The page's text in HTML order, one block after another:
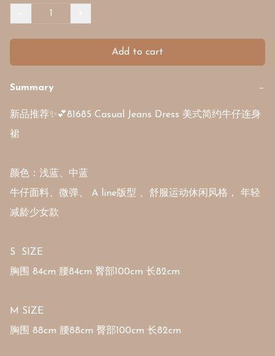
Add to cart
Summary −
新品推荐✨💕81685 Casual Jeans Dress 美式简约牛仔连身
裙
颜色：浅蓝、中蓝
牛仔面料、微弹、 A line版型 、舒服运动休闲风格， 年轻
减龄少女款
S  SIZE
胸围 84cm 腰84cm 臀部100cm 长82cm
M SIZE
胸围 88cm 腰88cm 臀部100cm 长82cm